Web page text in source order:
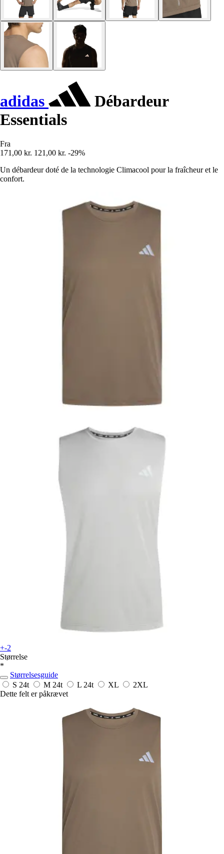
adidas
Débardeur
Essentials
Fra
171,00 kr. 121,00 kr. -29%
Un débardeur doté de la technologie Climacool pour la fraîcheur et le
confort.
+-2
Størrelse
*
Størrelsesguide
S 24t M 24t L 24t XL
2XL
Dette felt er påkrævet